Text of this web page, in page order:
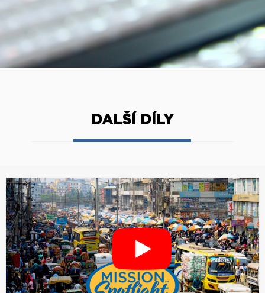
DALŠÍ DÍLY